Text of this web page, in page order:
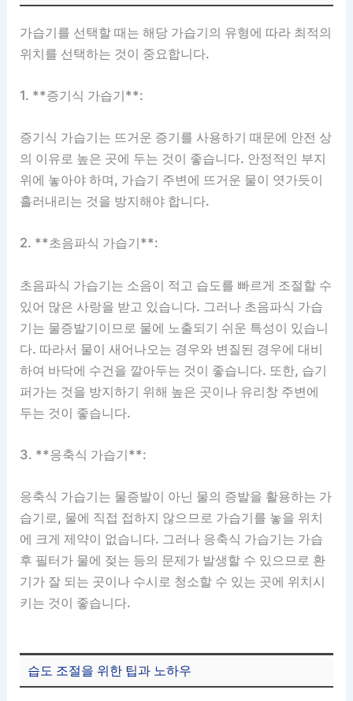
가습기를 선택할 때는 해당 가습기의 유형에 따라 최적의
위치를 선택하는 것이 중요합니다.
1. **증기식 가습기**:
증기식 가습기는 뜨거운 증기를 사용하기 때문에 안전 상
의 이유로 높은 곳에 두는 것이 좋습니다. 안정적인 부지
위에 놓아야 하며, 가습기 주변에 뜨거운 물이 엿가듯이
흘러내리는 것을 방지해야 합니다.
2. **초음파식 가습기**:
초음파식 가습기는 소음이 적고 습도를 빠르게 조절할 수
있어 많은 사랑을 받고 있습니다. 그러나 초음파식 가습
기는 물증발기이므로 물에 노출되기 쉬운 특성이 있습니
다. 따라서 물이 새어나오는 경우와 변질된 경우에 대비
하여 바닥에 수건을 깔아두는 것이 좋습니다. 또한, 습기
퍼가는 것을 방지하기 위해 높은 곳이나 유리창 주변에
두는 것이 좋습니다.
3. **응축식 가습기**:
응축식 가습기는 물증발이 아닌 물의 증발을 활용하는 가
습기로, 물에 직접 접하지 않으므로 가습기를 놓을 위치
에 크게 제약이 없습니다. 그러나 응축식 가습기는 가습
후 필터가 물에 젖는 등의 문제가 발생할 수 있으므로 환
기가 잘 되는 곳이나 수시로 청소할 수 있는 곳에 위치시
키는 것이 좋습니다.
습도 조절을 위한 팁과 노하우